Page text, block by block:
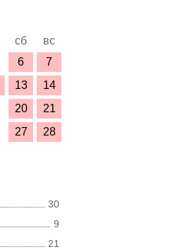
сб
вс
6
7
13
14
20
21
27
28
30
9
21